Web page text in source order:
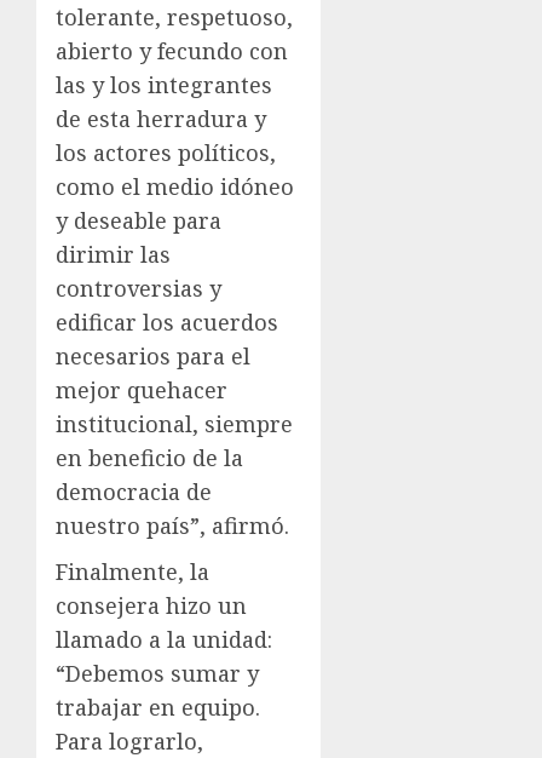
tolerante, respetuoso,
abierto y fecundo con
las y los integrantes
de esta herradura y
los actores políticos,
como el medio idóneo
y deseable para
dirimir las
controversias y
edificar los acuerdos
necesarios para el
mejor quehacer
institucional, siempre
en beneficio de la
democracia de
nuestro país”, afirmó.
Finalmente, la
consejera hizo un
llamado a la unidad:
“Debemos sumar y
trabajar en equipo.
Para lograrlo,